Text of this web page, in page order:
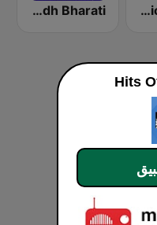
Radio Baingan
AIR Vividh Bharati
Hits